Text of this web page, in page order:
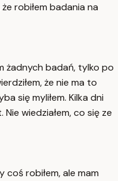
robiłem badania na
żadnych badań, tylko po
że nie ma to
się myliłem. Kilka dni
wiedziałem, co się ze
coś robiłem, ale mam